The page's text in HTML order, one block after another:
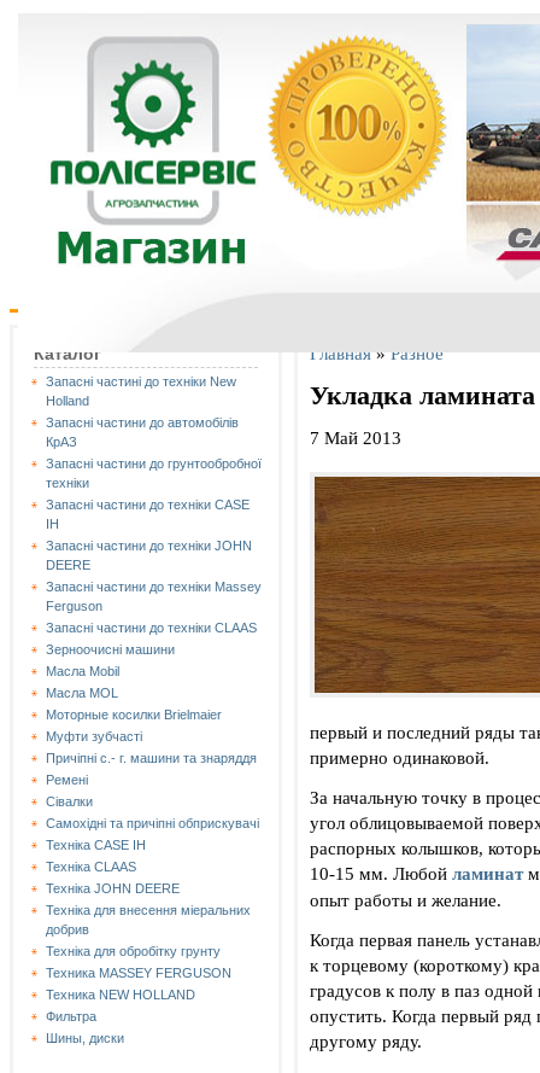
Каталог
Запасні частині до техніки New
Holland
Запасні частини до автомобілів
КрАЗ
Запасні частини до грунтообробної
техніки
Запасні частини до техніки CASE
IH
Запасні частини до техніки JOHN
DEERE
Запасні частини до техніки Massey
Ferguson
Запасні частини до техніки СLAAS
Зерноочисні машини
Масла Mobil
Масла MOL
Моторные косилки Brielmaier
Муфти зубчасті
Причіпні с.- г. машини та знаряддя
Ремені
Сівалки
Самохідні та причіпні обприскувачі
Техніка CASE IH
Техніка CLAAS
Техніка JOHN DEERE
Техніка для внесення міеральних
добрив
Техніка для обробітку грунту
Техника MASSEY FERGUSON
Техника NEW HOLLAND
Фильтра
Шины, диски
Главная»Разное
Укладка
7 Май 2013
первый и последний ряды
примерно одинаковой.
За начальную точку в
угол облицовываемой
распорных колышков,
10-15 мм. Любой ламинат
опыт работы и желание.
Когда первая панель
к торцевому (короткому)
градусов к полу в паз
опустить. Когда первый
другому ряду.